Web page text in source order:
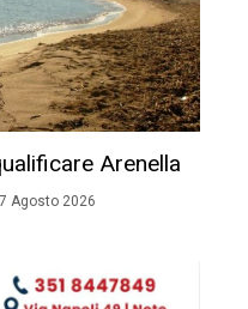
Arenella
7 Agosto 2026